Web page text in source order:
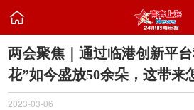

两会聚焦｜通过临港创新平
花”如今盛放50余朵，这带来
2023-03-06